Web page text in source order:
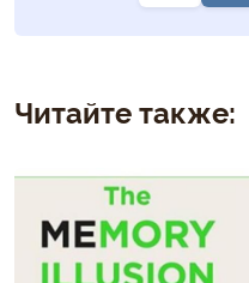
Читайте также: